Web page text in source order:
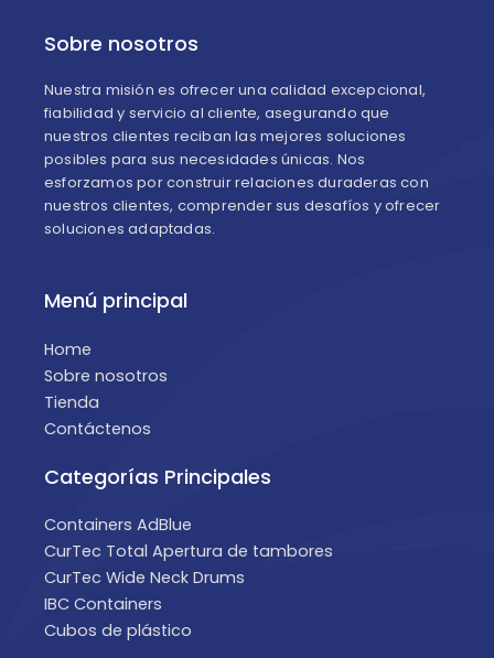
Sobre nosotros
Nuestra misión es ofrecer una calidad excepcional,
fiabilidad y servicio al cliente, asegurando que
nuestros clientes reciban las mejores soluciones
posibles para sus necesidades únicas. Nos
esforzamos por construir relaciones duraderas con
nuestros clientes, comprender sus desafíos y ofrecer
soluciones adaptadas.
Menú principal
Home
Sobre nosotros
Tienda
Contáctenos
Categorías Principales
Containers AdBlue
CurTec Total Apertura de tambores
CurTec Wide Neck Drums
IBC Containers
Cubos de plástico